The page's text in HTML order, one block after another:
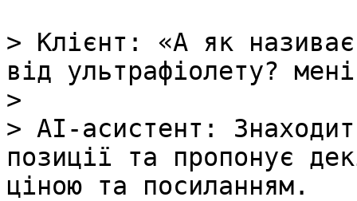
> Клієнт: «А як
від ультрафіолету?
>
> AI-асистент:
позиції та пропонує
ціною та посиланням.